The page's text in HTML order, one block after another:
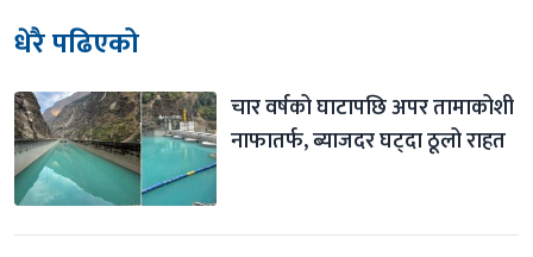
धेरै पढिएको
चार वर्षको घाटापछि अपर तामाकोशी
नाफातर्फ, ब्याजदर घट्दा ठूलो राहत